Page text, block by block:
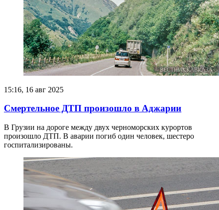
15:16, 16 авг 2025
Смертельное ДТП произошло в Аджарии
В Грузии на дороге между двух черноморских курортов
произошло ДТП. В аварии погиб один человек, шестеро
госпитализированы.